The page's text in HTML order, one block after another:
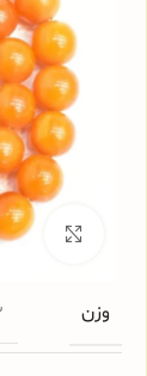
برای
وزن